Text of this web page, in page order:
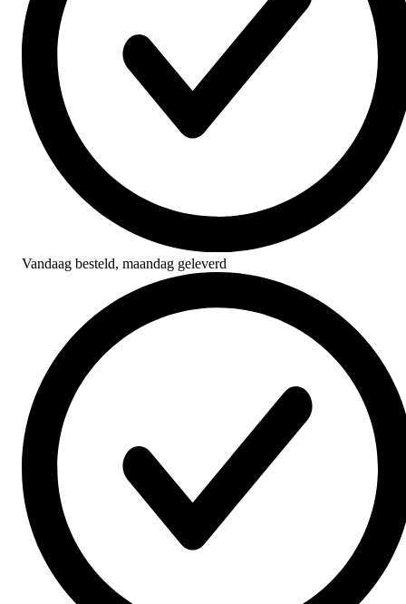
Vandaag besteld, maandag geleverd